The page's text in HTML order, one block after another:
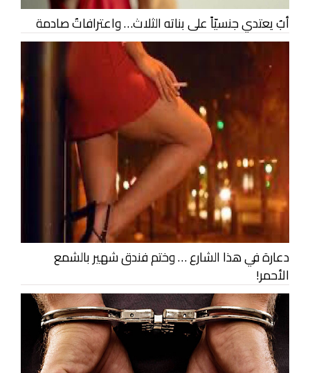
أبٌ يعتدي جنسيّاً على بناته الثلاث… واعترافاتٌ صادمة
دعارة في هذا الشارع … وختم فندق شهير بالشمع
الأحمر!